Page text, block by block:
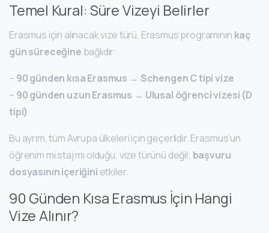
Temel Kural: Süre Vizeyi Belirler
Erasmus için alınacak vize türü, Erasmus programının kaç
gün süreceğine bağlıdır:
– 90 günden kısa Erasmus → Schengen C tipi vize
– 90 günden uzun Erasmus → Ulusal öğrenci vizesi (D
tipi)
Bu ayrım, tüm Avrupa ülkeleri için geçerlidir. Erasmus’un
öğrenim mi staj mı olduğu, vize türünü değil; başvuru
dosyasının içeriğini etkiler.
90 Günden Kısa Erasmus İçin Hangi
Vize Alınır?